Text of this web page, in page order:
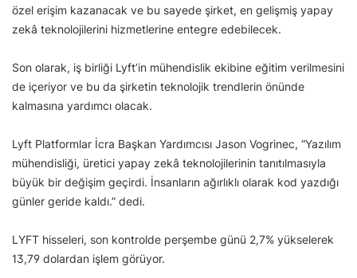
özel erişim kazanacak ve bu sayede şirket, en gelişmiş yapay
zekâ teknolojilerini hizmetlerine entegre edebilecek.
Son olarak, iş birliği Lyft’in mühendislik ekibine eğitim verilmesini
de içeriyor ve bu da şirketin teknolojik trendlerin önünde
kalmasına yardımcı olacak.
Lyft Platformlar İcra Başkan Yardımcısı Jason Vogrinec, “Yazılım
mühendisliği, üretici yapay zekâ teknolojilerinin tanıtılmasıyla
büyük bir değişim geçirdi. İnsanların ağırlıklı olarak kod yazdığı
günler geride kaldı.” dedi.
LYFT hisseleri, son kontrolde perşembe günü 2,7% yükselerek
13,79 dolardan işlem görüyor.